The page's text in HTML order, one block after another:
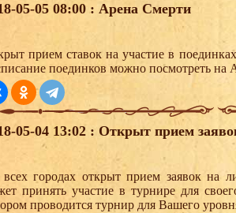
05-05 08:00 : Арена Смерти
прием ставок на участие в
поединков можно посмотреть на
05-04 13:02 : Открыт прием
городах открыт прием заявок на
принять участие в турнире для
проводится турнир для Вашего